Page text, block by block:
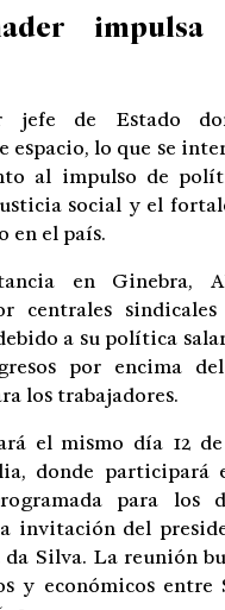
impulsa
jefe de Estado
espacio, lo que se
al impulso de
social y el
el país.
en Ginebra,
centrales
a su política
por encima
los trabajadores.
el mismo día 12
donde participará
para los
invitación del
Silva. La reunión
y económicos entre